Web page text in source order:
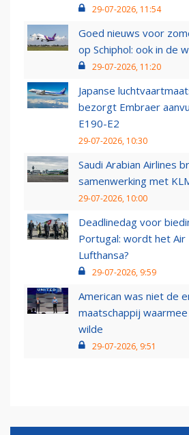
29-07-2026, 11:54
Goed nieuws voor
op Schiphol: ook in de
29-07-2026, 11:20
Japanse
bezorgt Embraer
E190-E2
29-07-2026, 10:30
Saudi Arabian Airlines
samenwerking met
29-07-2026, 10:00
Deadlinedag voor
Portugal: wordt het Air
Lufthansa?
29-07-2026, 9:59
American was niet de
maatschappij
wilde
29-07-2026, 9:51